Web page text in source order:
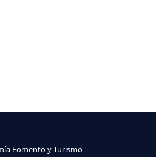
Fomento y Turismo